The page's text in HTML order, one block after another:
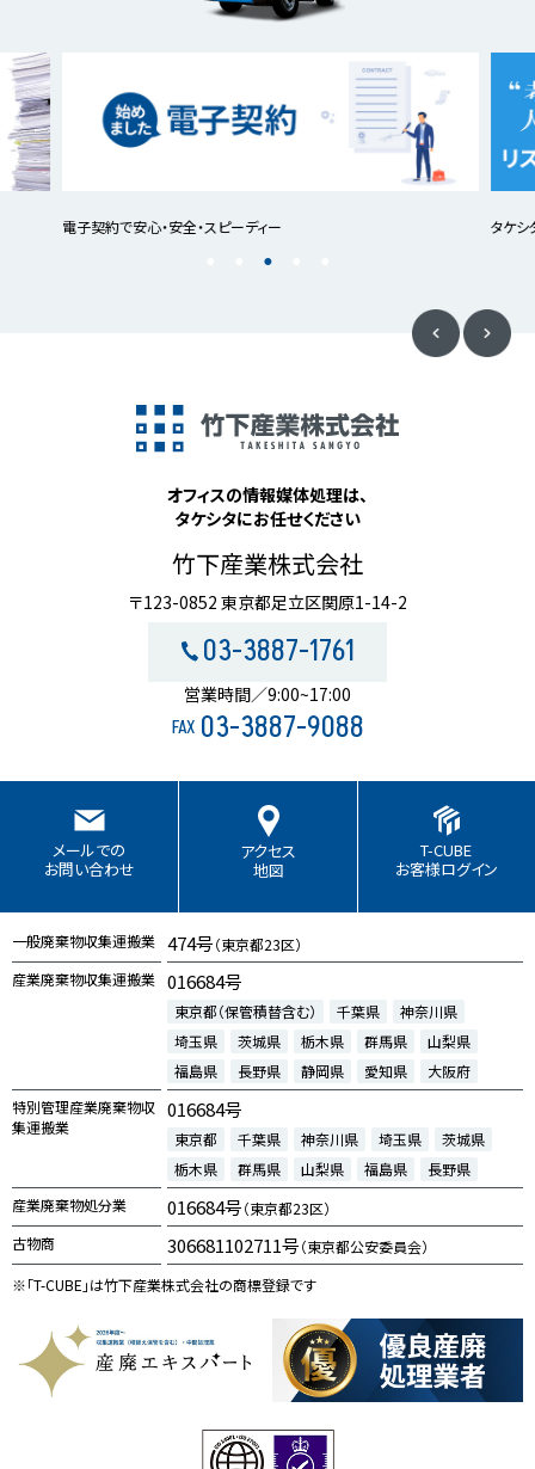
電子契約で安心・安全・スピーディー タケシ
オフィスの情報媒体処理は、
タケシタにお任せください
竹下産業株式会社
〒123-0852 東京都足立区関原1-14-2
03-3887-1761
営業時間／9:00~17:00
FAX 03-3887-9088
メールでの
お問い合わせ
アクセス
地図
T-CUBE
お客様ログイン
一般廃棄物収集運搬業 474号（東京都23区）
産業廃棄物収集運搬業 016684号
東京都（保管積替含む） 千葉県
神奈川県
埼玉県
茨城県 栃木県 群馬県
山梨県
福島県
長野県 静岡県 愛知県
大阪府
特別管理産業廃棄物収
集運搬業
016684号
東京都 千葉県 神奈川県 埼玉県
茨城県
栃木県
群馬県 山梨県 福島県
長野県
産業廃棄物処分業
016684号（東京都23区）
古物商
306681102711号（東京都公安委員会）
※「T-CUBE」は竹下産業株式会社の商標登録です